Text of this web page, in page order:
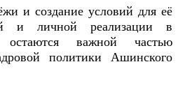
и создание условий для её
и личной реализации в
важной частью
политики Ашинского